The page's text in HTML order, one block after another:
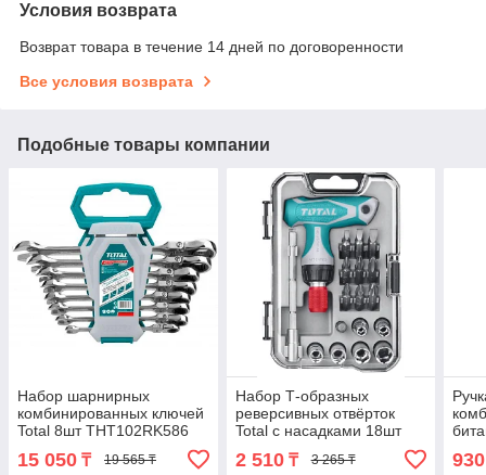
Условия возврата
Возврат товара в течение 14 дней по договоренности
Все условия возврата
Подобные товары компании
Набор шарнирных
комбинированных ключей
Total 8шт THT102RK586
15 050 ₸ 19 565 ₸
Набор Т-образных
реверсивных отвёрток
Total с насадками 18шт
2 510₸ 3 265 ₸ 930